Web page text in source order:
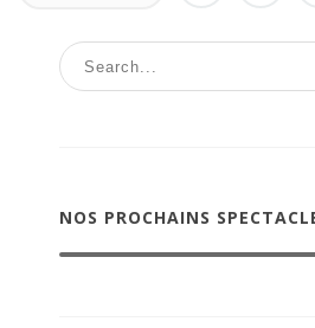
NOS PROCHAINS